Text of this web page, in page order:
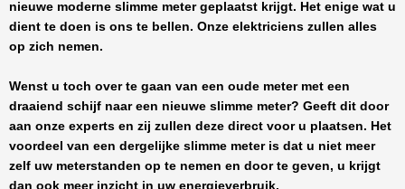
nieuwe moderne slimme meter geplaatst krijgt. Het enige wat u
dient te doen is ons te bellen. Onze elektriciens zullen alles
op zich nemen.
Wenst u toch over te gaan van een oude meter met een
draaiend schijf naar een nieuwe slimme meter? Geeft dit door
aan onze experts en zij zullen deze direct voor u plaatsen. Het
voordeel van een dergelijke slimme meter is dat u niet meer
zelf uw meterstanden op te nemen en door te geven, u krijgt
dan ook meer inzicht in uw energieverbruik.